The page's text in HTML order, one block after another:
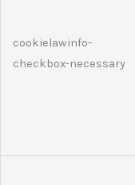
cookielawinfo-
checkbox-necessary